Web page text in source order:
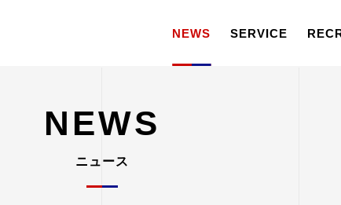
NEWS SERVICE
NEWS
ニュース